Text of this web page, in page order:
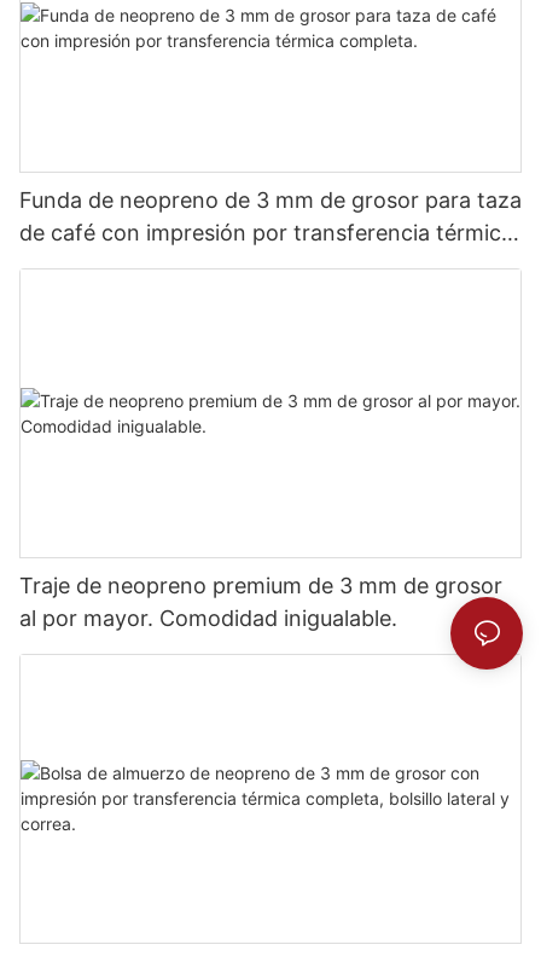
Funda de neopreno de 3 mm de grosor para taza
de café con impresión por transferencia térmica
completa.
Traje de neopreno premium de 3 mm de grosor
al por mayor. Comodidad inigualable.